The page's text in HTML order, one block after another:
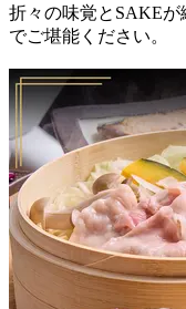
折々の味覚とSAKEが
でご堪能ください。